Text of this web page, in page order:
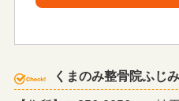
くまのみ整骨院ふじ